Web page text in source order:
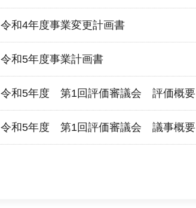
令和4年度事業変更計画書
令和5年度事業計画書
令和5年度 第1回評価審議会 評価概要
令和5年度 第1回評価審議会 議事概要